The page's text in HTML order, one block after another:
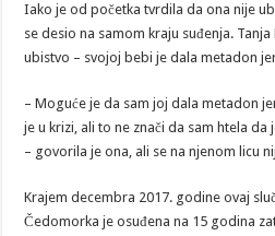
Iako je od početka tvrdila da ona nije
se desio na samom kraju suđenja.
ubistvo – svojoj bebi je dala metadon
– Moguće je da sam joj dala metadon
je u krizi, ali to ne znači da sam htela da
– govorila je ona, ali se na njenom licu
Krajem decembra 2017. godine ovaj
Čedomorka je osuđena na 15 godina